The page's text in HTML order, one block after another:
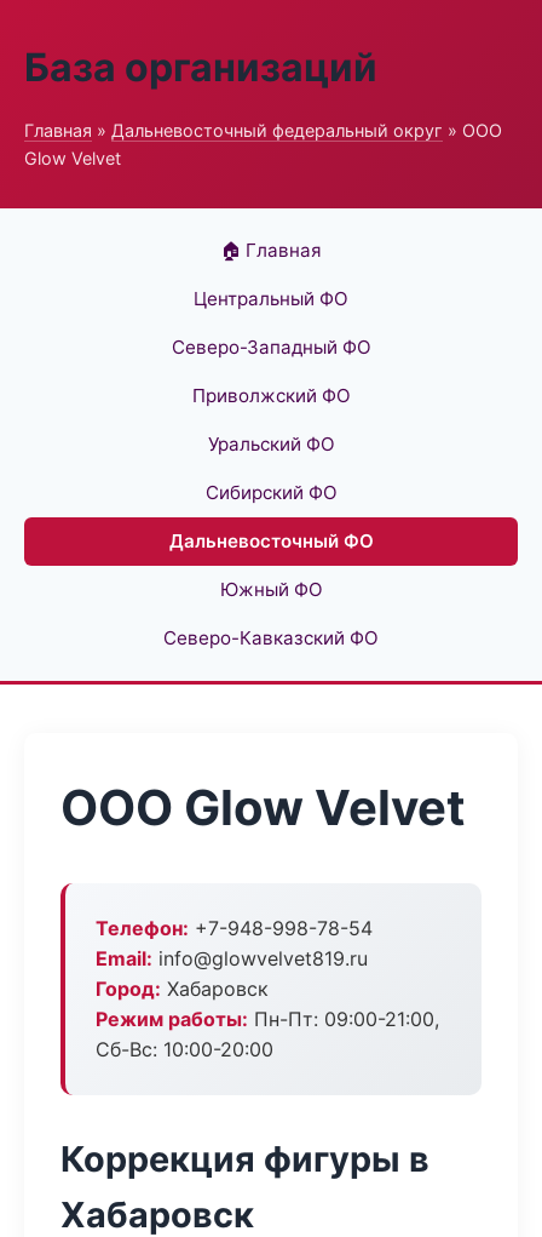
База организаций
Главная » Дальневосточный федеральный округ » ООО
Glow Velvet
🏠 Главная
Центральный ФО
Северо-Западный ФО
Приволжский ФО
Уральский ФО
Сибирский ФО
Дальневосточный ФО
Южный ФО
Северо-Кавказский ФО
ООО Glow Velvet
Телефон: +7-948-998-78-54
Email: info@glowvelvet819.ru
Город: Хабаровск
Режим работы: Пн-Пт: 09:00-21:00,
Сб-Вс: 10:00-20:00
Коррекция фигуры в
Хабаровск